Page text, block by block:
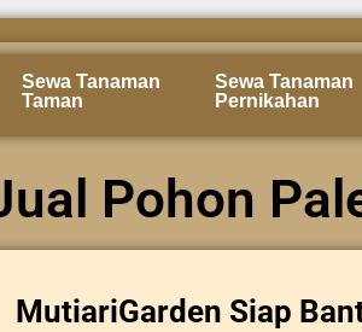
Sewa Tanaman
Taman
Sewa Tanaman
Pernikahan
Pohon
MutiariGarden Siap